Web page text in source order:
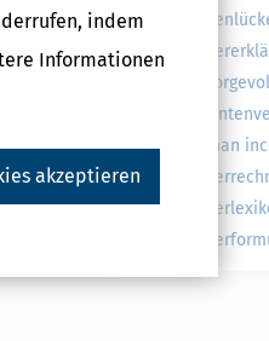
indem
Informationen
akzeptieren
German